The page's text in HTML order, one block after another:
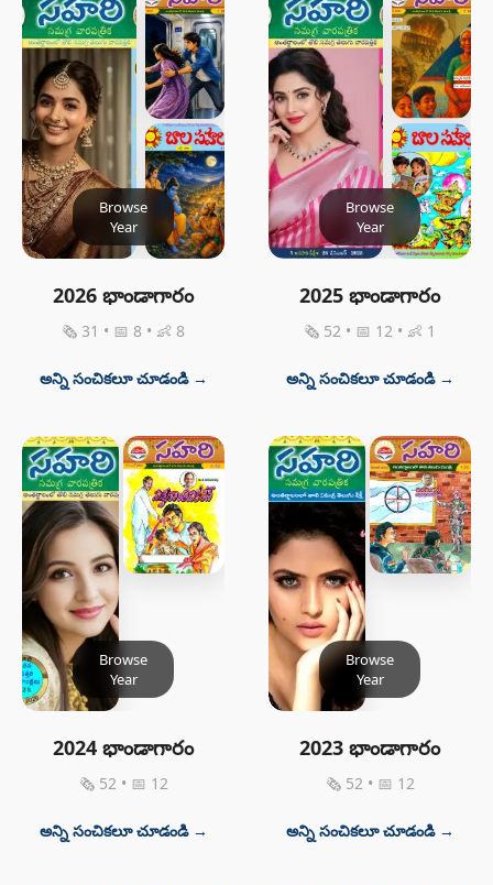
Browse
Year
2026 భాండాగారం
🗞 31 • 📅 8 • 👶 8
అన్ని సంచికలూ చూడండి →
Browse
Year
2025 భాండాగారం
🗞 52 • 📅 12 • 👶 1
అన్ని సంచికలూ చూడండి →
Browse
Year
2024 భాండాగారం
🗞 52 • 📅 12
అన్ని సంచికలూ చూడండి →
Browse
Year
2023 భాండాగారం
🗞 52 • 📅 12
అన్ని సంచికలూ చూడండి →